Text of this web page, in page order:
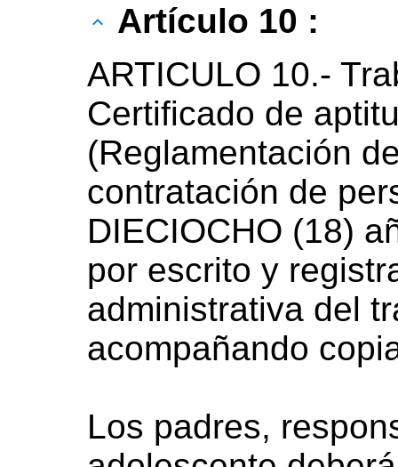
Artículo 10 :
ARTICULO 10.-
Certificado de
(Reglamentación
contratación de
DIECIOCHO (18)
por escrito y
administrativa del
acompañando
Los padres,